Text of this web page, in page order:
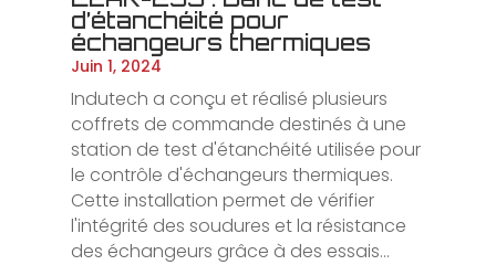
d’étanchéité pour
échangeurs thermiques
Juin 1, 2024
Indutech a conçu et réalisé plusieurs
coffrets de commande destinés à une
station de test d'étanchéité utilisée pour
le contrôle d'échangeurs thermiques.
Cette installation permet de vérifier
l'intégrité des soudures et la résistance
des échangeurs grâce à des essais...